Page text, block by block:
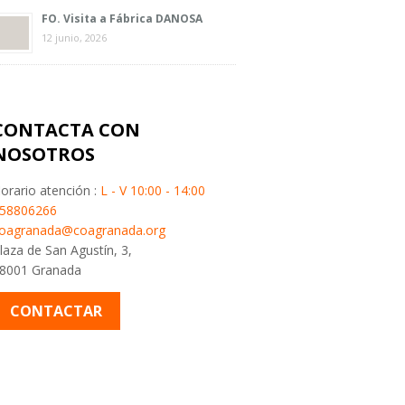
FO. Visita a Fábrica DANOSA
12 junio, 2026
CON
atención : L - V 10:00 - 14:00
de San Agustín, 3,
Granada
CONTACTAR